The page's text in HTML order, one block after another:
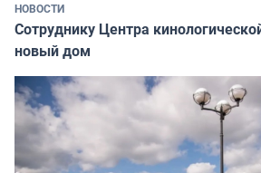
НОВОСТИ
Сотруднику Центра
новый дом